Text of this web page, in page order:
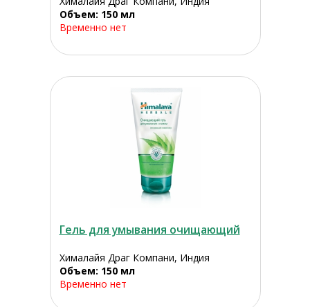
Объем: 150 мл
Временно нет
Гель для умывания очищающий
Хималайя Драг Компани, Индия
Объем: 150 мл
Временно нет